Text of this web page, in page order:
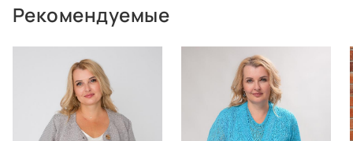
Рекомендуемые